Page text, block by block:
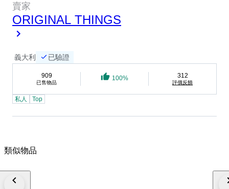
欢迎来到我的个人资料。我是一位热爱艺术的收藏
作。我的Catawiki账号的建立，是为了继续与更多爱
真实的描述，以及基于诚信和透明的职业操守。
由Google翻譯翻譯
賣家
ORIGINAL THINGS
義大利 已驗證
909
已售物品
100% 312
評價反饋
私人 Top
類似物品